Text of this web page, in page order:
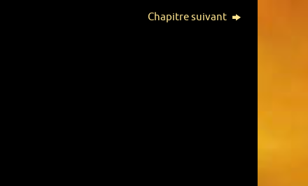
Chapitre suivant